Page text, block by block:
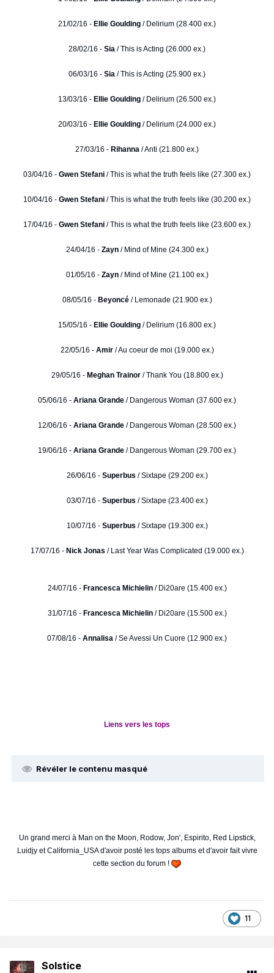
21/02/16 - Ellie Goulding / Delirium (28.400 ex.)
28/02/16 - Sia / This is Acting (26.000 ex.)
06/03/16 - Sia / This is Acting (25.900 ex.)
13/03/16 - Ellie Goulding / Delirium (26.500 ex.)
20/03/16 - Ellie Goulding / Delirium (24.000 ex.)
27/03/16 - Rihanna / Anti (21.800 ex.)
03/04/16 - Gwen Stefani / This is what the truth feels like (27.300 ex.)
10/04/16 - Gwen Stefani / This is what the truth feels like (30.200 ex.)
17/04/16 - Gwen Stefani / This is what the truth feels like (23.600 ex.)
24/04/16 - Zayn / Mind of Mine (24.300 ex.)
01/05/16 - Zayn / Mind of Mine (21.100 ex.)
08/05/16 - Beyoncé / Lemonade (21.900 ex.)
15/05/16 - Ellie Goulding / Delirium (16.800 ex.)
22/05/16 - Amir / Au coeur de moi (19.000 ex.)
29/05/16 - Meghan Trainor/ Thank You (18.800 ex.)
05/06/16 - Ariana Grande / Dangerous Woman (37.600 ex.)
12/06/16 - Ariana Grande / Dangerous Woman (28.500 ex.)
19/06/16 - Ariana Grande / Dangerous Woman (29.700 ex.)
26/06/16 - Superbus / Sixtape (29.200 ex.)
03/07/16 - Superbus / Sixtape (23.400 ex.)
10/07/16 - Superbus / Sixtape (19.300 ex.)
17/07/16 - Nick Jonas / Last Year Was Complicated (19.000 ex.)
24/07/16 - Francesca Michielin/ Di20are (15.400 ex.)
31/07/16 - Francesca Michielin/ Di20are (15.500 ex.)
07/08/16 - Annalisa / Se Avessi Un Cuore (12.900 ex.)
Liens vers les tops
Révéler le contenu masqué
Un grand merci à Man on the Moon, Rodow, Jon', Espirito, Red Lipstick,
Luidjy et California_USA d'avoir posté les tops albums et d'avoir fait vivre
cette section du forum !
11
Solstice